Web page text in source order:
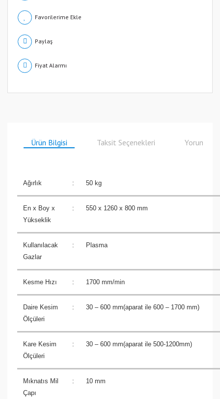
Paylaş
Fiyat Alarmı
Ürün Bilgisi Taksit Seçenekleri Yorumlar
Ağırlık : 50 kg
En x Boy x
Yükseklik
: 550 x 1260 x 800 mm
Kullanılacak
Gazlar
: Plasma
Kesme Hızı : 1700 mm/min
Daire Kesim
Ölçüleri
: 30 – 600 mm(aparat ile 600 – 1700 mm)
Kare Kesim
Ölçüleri
: 30 – 600 mm(aparat ile 500-1200mm)
Mıknatıs Mil
Çapı
: 10 mm